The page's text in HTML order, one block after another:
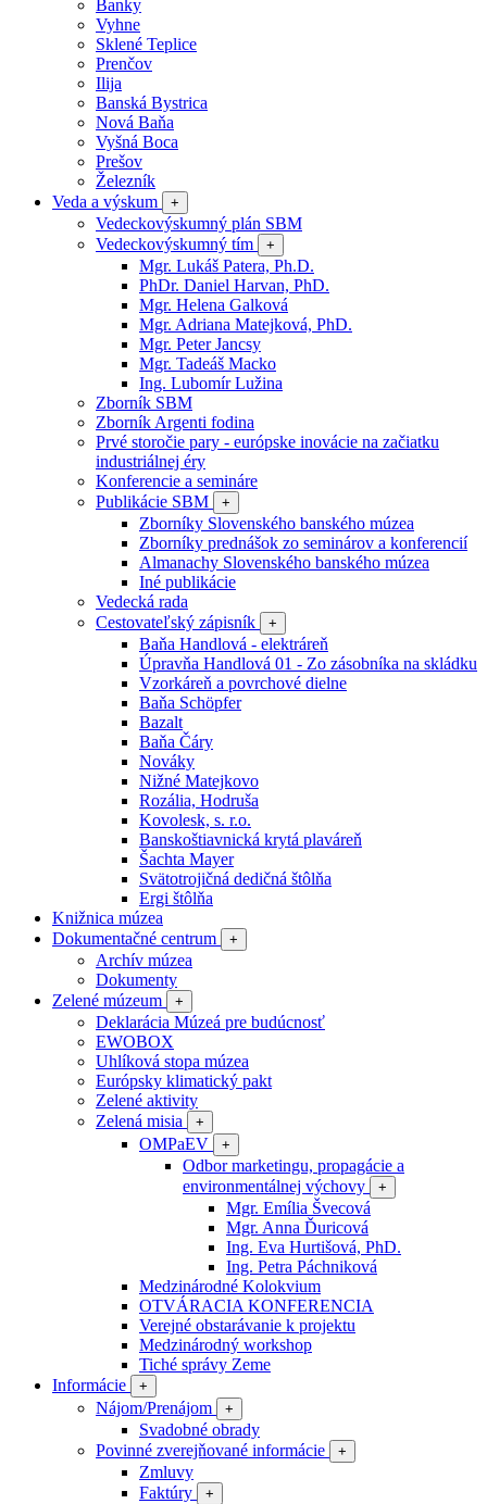
Banky
Vyhne
Sklené Teplice
Prenčov
Ilija
Banská Bystrica
Nová Baňa
Vyšná Boca
Prešov
Železník
Veda a výskum
+
Vedeckovýskumný plán SBM
Vedeckovýskumný tím
+
Mgr. Lukáš Patera, Ph.D.
PhDr. Daniel Harvan, PhD.
Mgr. Helena Galková
Mgr. Adriana Matejková, PhD.
Mgr. Peter Jancsy
Mgr. Tadeáš Macko
Ing. Lubomír Lužina
Zborník SBM
Zborník Argenti fodina
Prvé storočie pary - európske inovácie na začiatku
industriálnej éry
Konferencie a semináre
Publikácie SBM
+
Zborníky Slovenského banského múzea
Zborníky prednášok zo seminárov a konferencií
Almanachy Slovenského banského múzea
Iné publikácie
Vedecká rada
Cestovateľský zápisník
+
Baňa Handlová - elektráreň
Úpravňa Handlová 01 - Zo zásobníka na skládku
Vzorkáreň a povrchové dielne
Baňa Schöpfer
Bazalt
Baňa Čáry
Nováky
Nižné Matejkovo
Rozália, Hodruša
Kovolesk, s. r.o.
Banskoštiavnická krytá plaváreň
Šachta Mayer
Svätotrojičná dedičná štôlňa
Ergi štôlňa
Knižnica múzea
Dokumentačné centrum
+
Archív múzea
Dokumenty
Zelené múzeum
+
Deklarácia Múzeá pre budúcnosť
EWOBOX
Uhlíková stopa múzea
Európsky klimatický pakt
Zelené aktivity
Zelená misia
+
OMPaEV +
Odbor marketingu, propagácie a
environmentálnej výchovy
+
Mgr. Emília Švecová
Mgr. Anna Ďuricová
Ing. Eva Hurtišová, PhD.
Ing. Petra Páchniková
Medzinárodné Kolokvium
OTVÁRACIA KONFERENCIA
Verejné obstarávanie k projektu
Medzinárodný workshop
Tiché správy Zeme
Informácie
+
Nájom/Prenájom +
Svadobné obrady
Povinné zverejňované informácie
+
Zmluvy
Faktúry
+